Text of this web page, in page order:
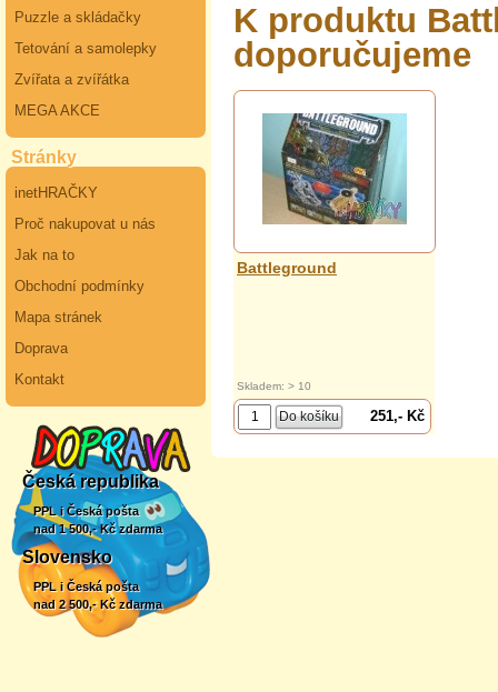
Puzzle a skládačky
Tetování a samolepky
Zvířata a zvířátka
MEGA AKCE
Stránky
inetHRAČKY
Proč nakupovat u nás
Jak na to
Obchodní podmínky
Mapa stránek
Doprava
Kontakt
Česká republika
PPL i Česká pošta
nad 1 500,- Kč zdarma
Slovensko
PPL i Česká pošta
nad 2 500,- Kč zdarma
K produktu
doporučujeme
Battleground
Skladem: > 10
251,- Kč